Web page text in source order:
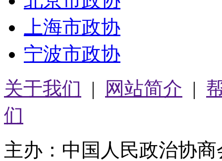
上海市政协
宁波市政协
关于我们 | 网站简介 |
们
主办：中国人民政治协